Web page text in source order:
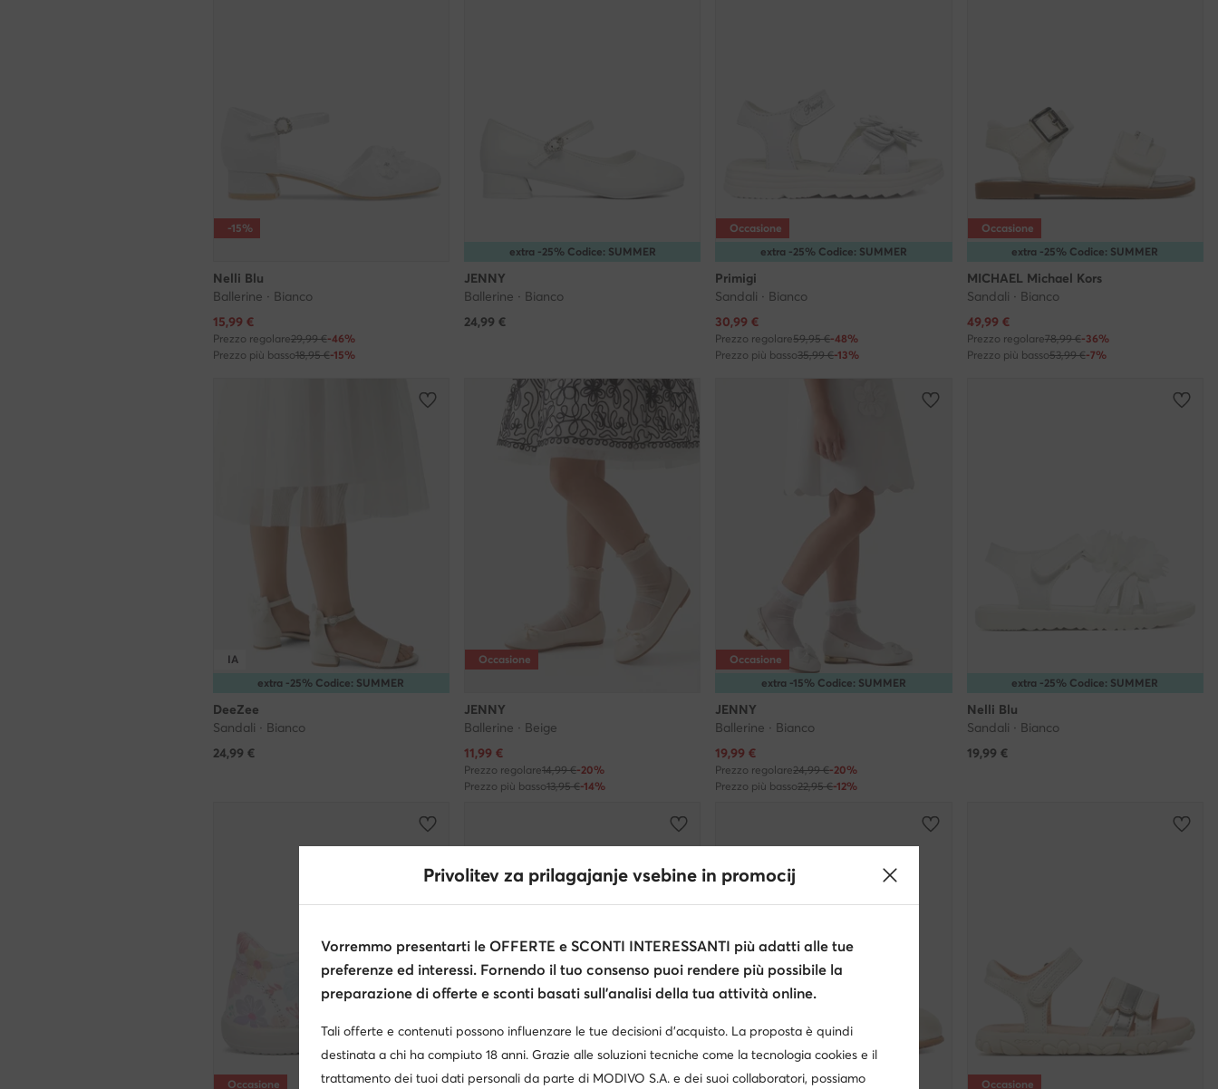
-15%
Nelli Blu
Ballerine · Bianco
Prezzo attuale
15,99 €
Prezzo regolare29,99 €-46%
Prezzo più basso18,95 €-15%
extra -25% Codice: SUMMER
JENNY
Ballerine · Bianco
24,99 €
extra -25% Codice: SUMMER
Occasione
Primigi
Sandali · Bianco
Prezzo attuale
30,99 €
Prezzo regolare59,95 €-48%
Prezzo più basso35,99 €-13%
extra -25% Codice: SUMMER
Occasione
MICHAEL Michael Kors
Sandali · Bianco
Prezzo attuale
49,99 €
Prezzo regolare78,99 €-36%
Prezzo più basso53,99 €-7%
extra -25% Codice: SUMMER
IA
DeeZee
Sandali · Bianco
24,99 €
Occasione
JENNY
Ballerine · Beige
Prezzo attuale
11,99 €
Prezzo regolare14,99 €-20%
Prezzo più basso13,95 €-14%
extra -15% Codice: SUMMER
Occasione
JENNY
Ballerine · Bianco
Prezzo attuale
19,99 €
Prezzo regolare24,99 €-20%
Prezzo più basso22,95 €-12%
extra -25% Codice: SUMMER
Nelli Blu
Sandali · Bianco
19,99 €
Occasione -18% Occasione
Privolitev za prilagajanje vsebine in promocij
Vorremmo presentarti le OFFERTE e SCONTI INTERESSANTI più adatti alle tue
preferenze ed interessi. Fornendo il tuo consenso puoi rendere più possibile la
preparazione di offerte e sconti basati sull’analisi della tua attività online.
Tali offerte e contenuti possono influenzare le tue decisioni d’acquisto. La proposta è quindi
destinata a chi ha compiuto 18 anni. Grazie alle soluzioni tecniche come la tecnologia cookies e il
trattamento dei tuoi dati personali da parte di MODIVO S.A. e dei suoi collaboratori, possiamo